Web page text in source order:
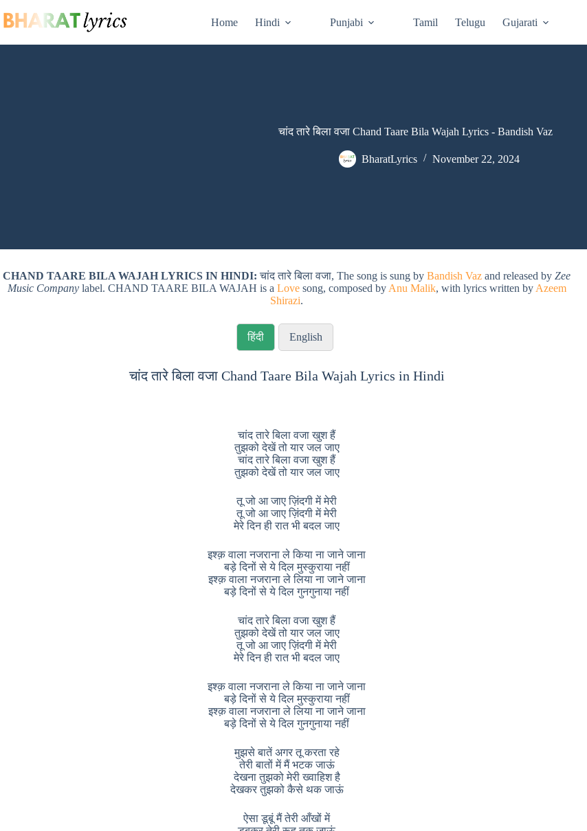
to
content
Home Hindi Punjabi Tamil Telugu Gujarati
चांद तारे बिला वजा Chand Taare Bila Wajah Lyrics - Bandish Vaz
BharatLyrics November 22, 2024
CHAND TAARE BILA WAJAH LYRICS IN HINDI: चांद तारे बिला वजा, The song is sung byBandish Vaz and released byZee
Music Companylabel. CHAND TAARE BILA WAJAH is a Lovesong, composed by Anu Malik, with lyrics written by Azeem
Shirazi.
हिंदी English
चांद तारे बिला वजा Chand Taare Bila Wajah Lyrics in Hindi
चांद तारे बिला वजा खुश हैं
तुझको देखें तो यार जल जाए
चांद तारे बिला वजा खुश हैं
तुझको देखें तो यार जल जाए
तू जो आ जाए ज़िंदगी में मेरी
तू जो आ जाए ज़िंदगी में मेरी
मेरे दिन ही रात भी बदल जाए
इश्क़ वाला नजराना ले किया ना जाने जाना
बड़े दिनों से ये दिल मुस्कुराया नहीं
इश्क़ वाला नजराना ले लिया ना जाने जाना
बड़े दिनों से ये दिल गुनगुनाया नहीं
चांद तारे बिला वजा खुश हैं
तुझको देखें तो यार जल जाए
तू जो आ जाए ज़िंदगी में मेरी
मेरे दिन ही रात भी बदल जाए
इश्क़ वाला नजराना ले किया ना जाने जाना
बड़े दिनों से ये दिल मुस्कुराया नहीं
इश्क़ वाला नजराना ले लिया ना जाने जाना
बड़े दिनों से ये दिल गुनगुनाया नहीं
मुझसे बातें अगर तू करता रहे
तेरी बातों में मैं भटक जाऊं
देखना तुझको मेरी ख्वाहिश है
देखकर तुझको कैसे थक जाऊं
ऐसा डूबूं मैं तेरी आँखों में